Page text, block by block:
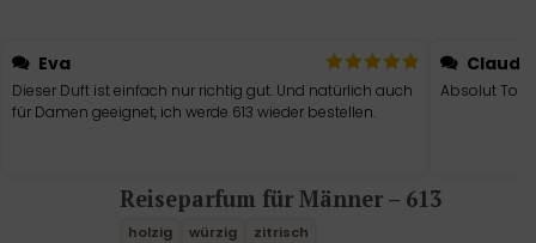
Eva
Dieser Duft ist einfach nur richtig gut. Und natürlich auch
für Damen geeignet, ich werde 613 wieder bestellen.
Absolut Top
Reiseparfum für Männer – 613
holzig würzig zitrisch